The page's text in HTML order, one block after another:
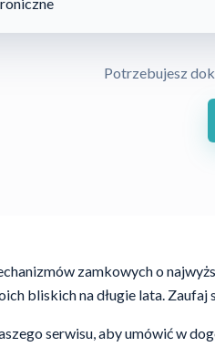
Potrzebujesz
zamkowych o
bliskich na długie lata.
serwisu, aby umówić w